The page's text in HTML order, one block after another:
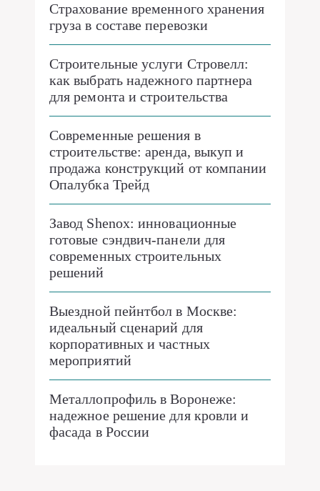
Страхование временного хранения
груза в составе перевозки
Строительные услуги Стровелл:
как выбрать надежного партнера
для ремонта и строительства
Современные решения в
строительстве: аренда, выкуп и
продажа конструкций от компании
Опалубка Трейд
Завод Shenox: инновационные
готовые сэндвич-панели для
современных строительных
решений
Выездной пейнтбол в Москве:
идеальный сценарий для
корпоративных и частных
мероприятий
Металлопрофиль в Воронеже:
надежное решение для кровли и
фасада в России